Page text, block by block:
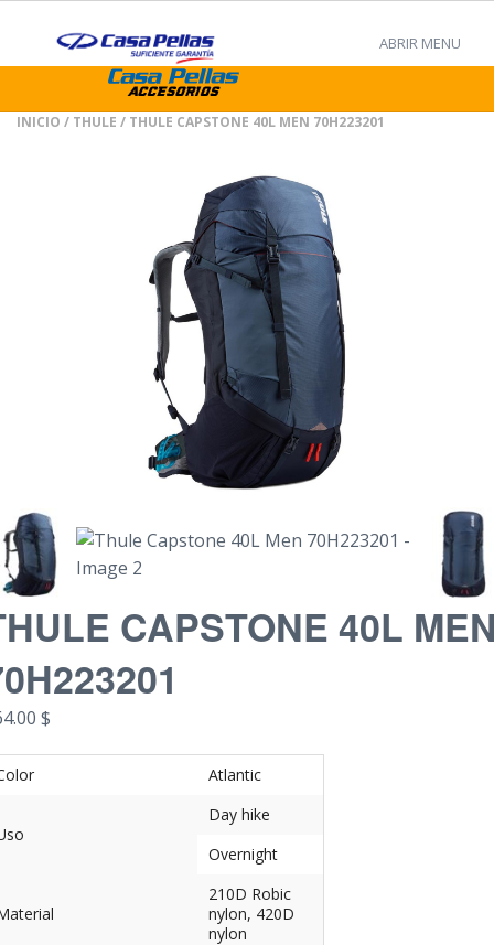
ABRIR MENU
INICIO / THULE / THULE CAPSTONE 40L MEN 70H223201
CAPSTONE 40L
$
Atlantic
Day hike
Overnight
210D Robic
nylon, 420D
nylon